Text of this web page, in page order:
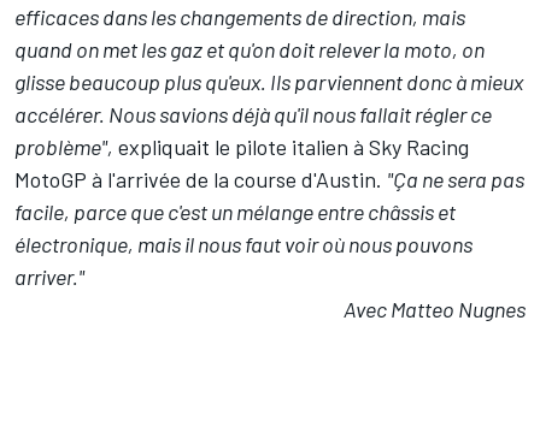
efficaces dans les changements de direction, mais
quand on met les gaz et qu'on doit relever la moto, on
glisse beaucoup plus qu'eux. Ils parviennent donc à mieux
accélérer. Nous savions déjà qu'il nous fallait régler ce
problème", expliquait le pilote italien à Sky Racing
MotoGP à l'arrivée de la course d'Austin. "Ça ne sera pas
facile, parce que c'est un mélange entre châssis et
électronique, mais il nous faut voir où nous pouvons
arriver."
Avec Matteo Nugnes